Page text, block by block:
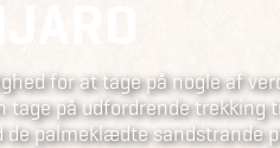
for at tage på nogle af
tage på udfordrende
de palmeklædte sandstrande